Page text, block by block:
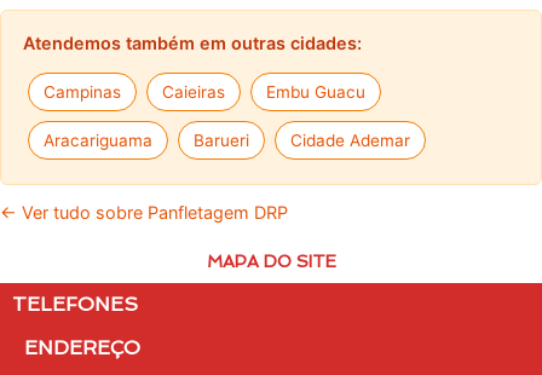
Atendemos também em outras cidades:
Campinas Caieiras Embu Guacu
Aracariguama Barueri Cidade Ademar
← Ver tudo sobre Panfletagem DRP
MAPA DO SITE
TELEFONES
ENDEREÇO